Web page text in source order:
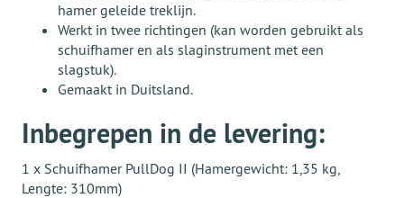
hamer geleide treklijn.
Werkt in twee richtingen (kan worden gebruikt als
schuifhamer en als slaginstrument met een
slagstuk).
Gemaakt in Duitsland.
Inbegrepen in de levering:
1 x Schuifhamer PullDog II (Hamergewicht: 1,35 kg,
Lengte: 310mm)